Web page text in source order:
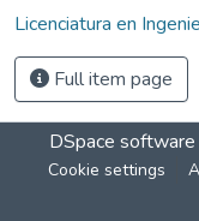
Licenciatura en
Full item page
DSpace software
Cookie settings